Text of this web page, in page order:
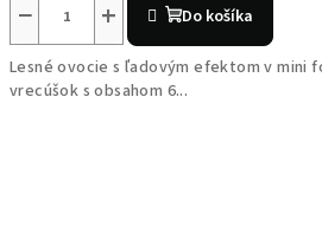
+
− Do košíka
Lesné ovocie s ľadovým efektom v mini
vrecúšok s obsahom 6...